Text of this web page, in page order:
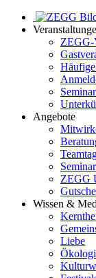
ZEGG-
Angebote
ZEGG
Wissen &
Liebe